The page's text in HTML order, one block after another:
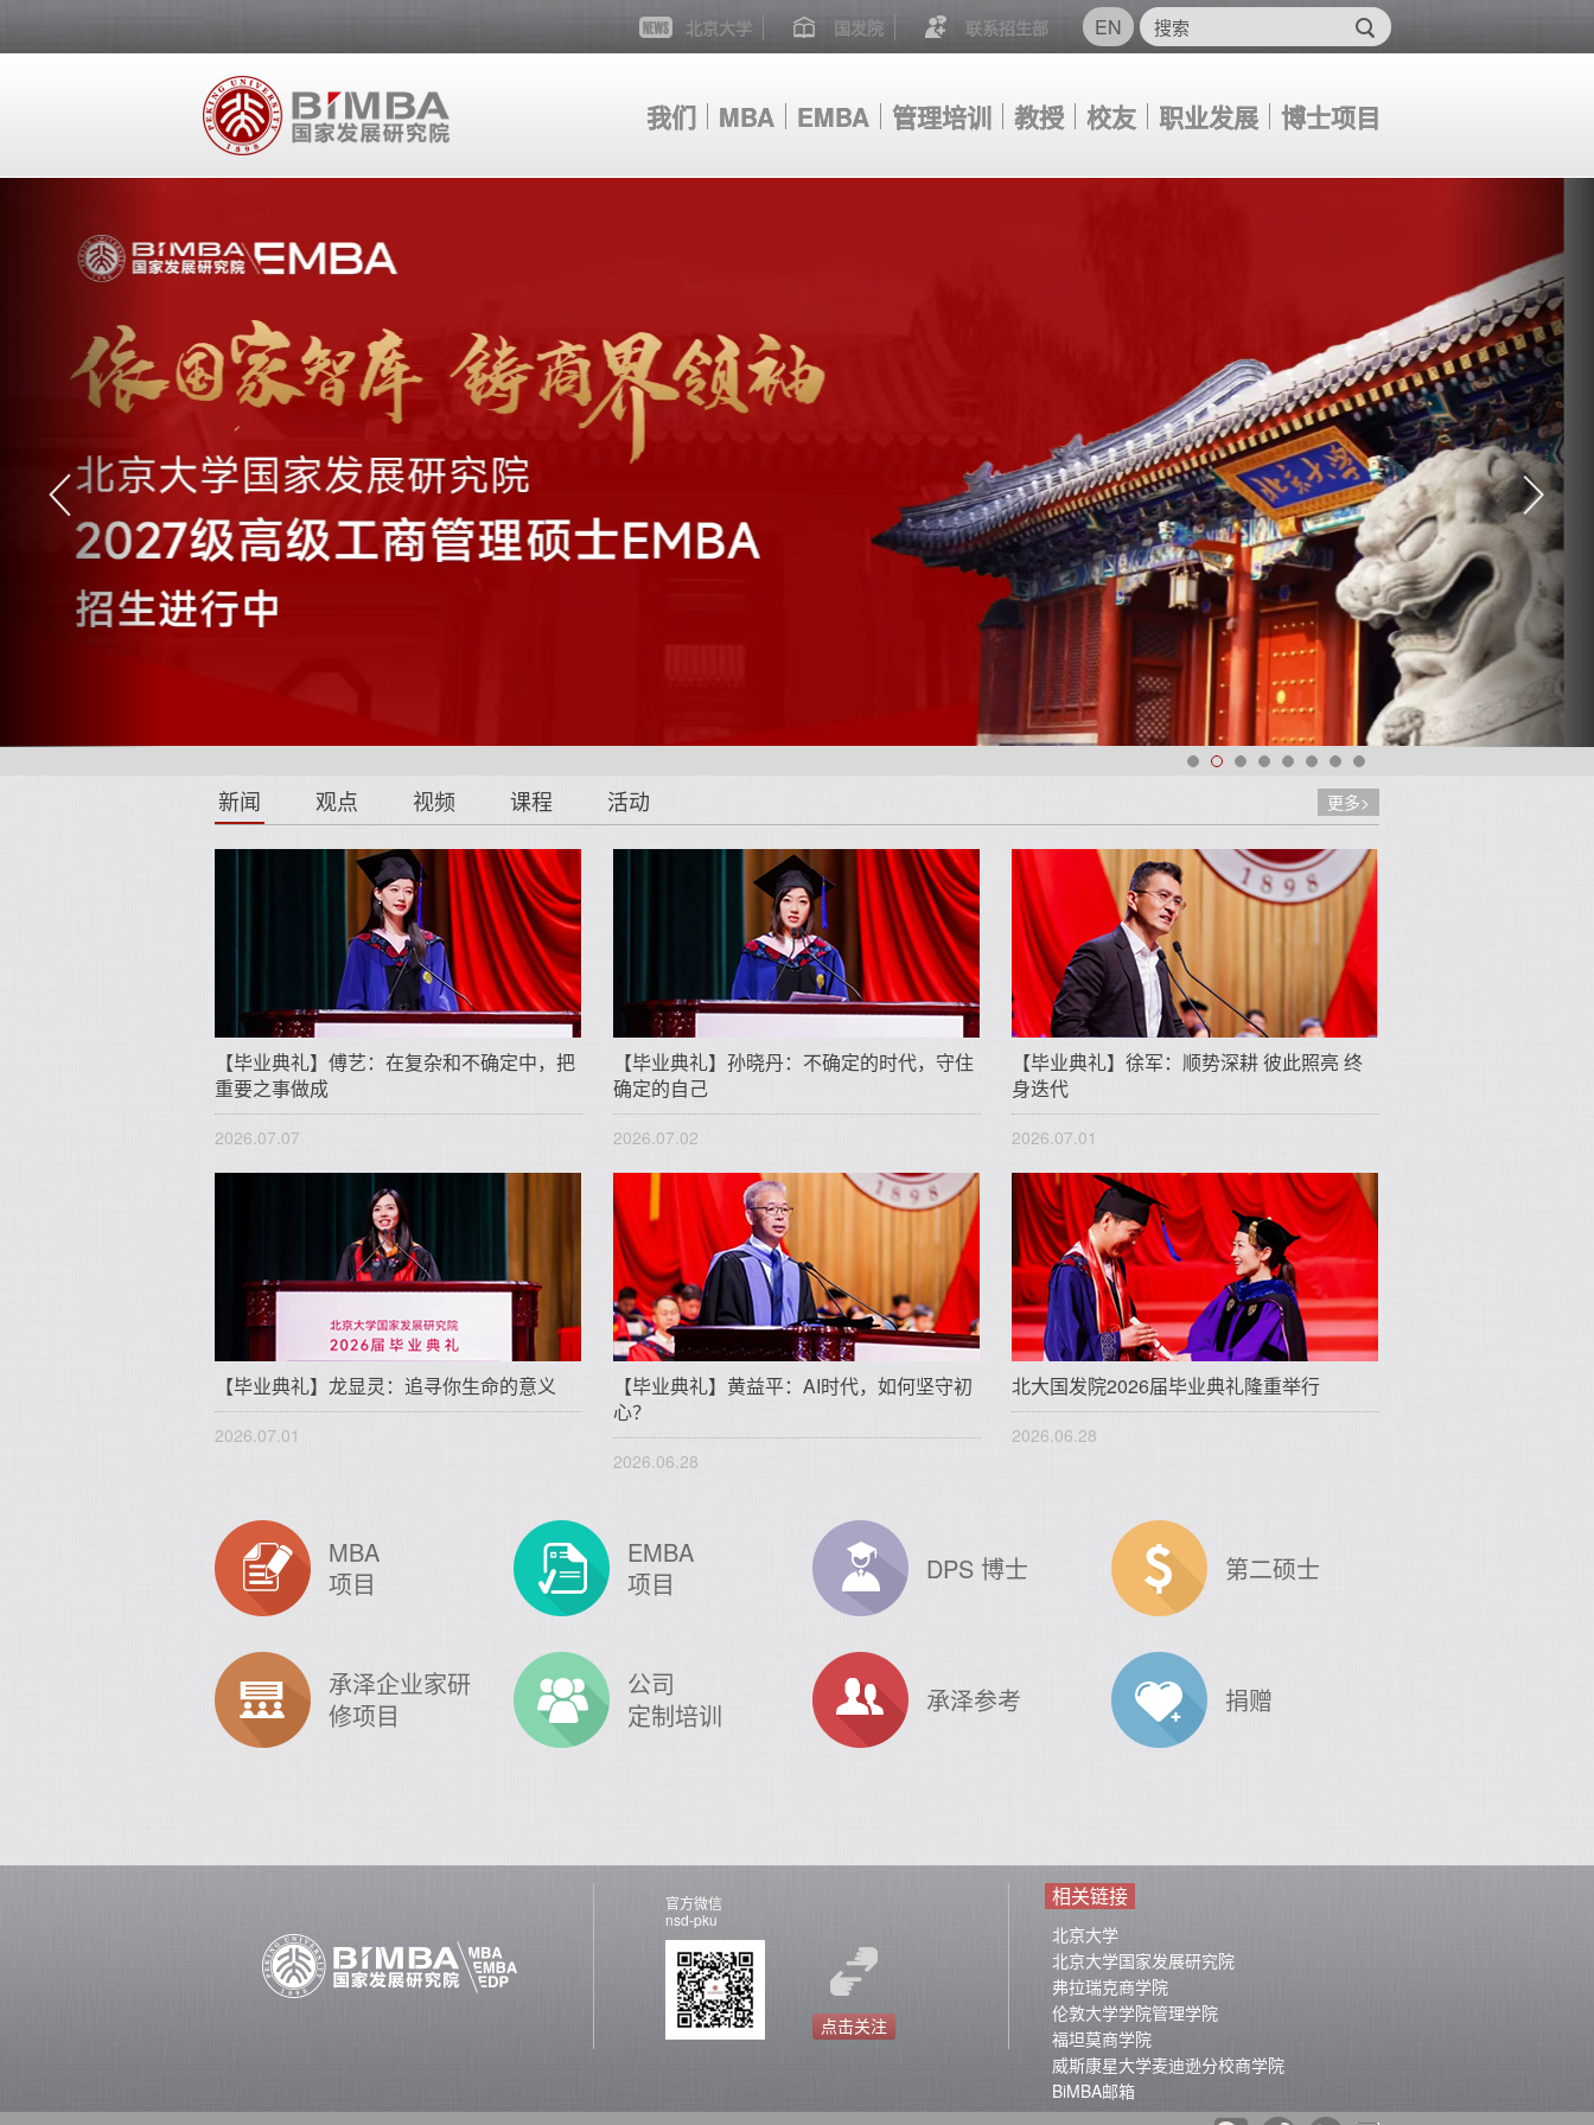
EN
我们 MBA EMBA 管理培训 教授 校友 职业发展 博士项目
北京大学 国发院 联系招生部
我们 MBA EMBA 管理培训 教授 校友 职业发展 博士项目
新闻 观点 视频 课程 活动 更多>
【毕业典礼】傅艺：在复杂和不确定中，把
重要之事做成
2026.07.07
【毕业典礼】孙晓丹：不确定的时代，守住
确定的自己
2026.07.02
【毕业典礼】徐军：顺势深耕 彼此照亮 终
身迭代
2026.07.01
【毕业典礼】龙显灵：追寻你生命的意义
2026.07.01
【毕业典礼】黄益平：AI时代，如何坚守初
心？
2026.06.28
北大国发院2026届毕业典礼隆重举行
2026.06.28
MBA
项目
EMBA
项目
DPS 博士 第二硕士
承泽企业家研
修项目
公司
定制培训
承泽参考 捐赠
官方微信
nsd-pku
点击关注
相关链接
北京大学
北京大学国家发展研究院
弗拉瑞克商学院
伦敦大学学院管理学院
福坦莫商学院
威斯康星大学麦迪逊分校商学院
BiMBA邮箱